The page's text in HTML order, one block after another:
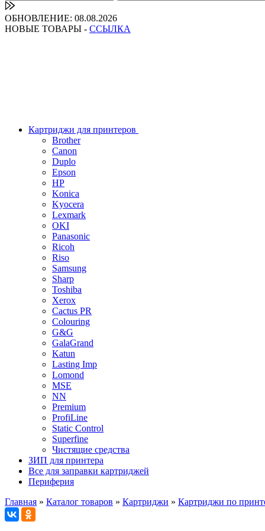
ОБНОВЛЕНИЕ: 08.08.2026
НОВЫЕ ТОВАРЫ - ССЫЛКА
Картриджи для принтеров
Brother
Canon
Duplo
Epson
HP
Konica
Kyocera
Lexmark
OKI
Panasonic
Ricoh
Riso
Samsung
Sharp
Toshiba
Xerox
Cactus PR
Colouring
G&G
GalaGrand
Katun
Lasting Imp
Lomond
MSE
NN
Premium
ProfiLine
Static Control
Superfine
Чистящие средства
ЗИП для принтера
Все для заправки картриджей
Периферия
Главная » Каталог товаров » Картриджи » Картриджи по